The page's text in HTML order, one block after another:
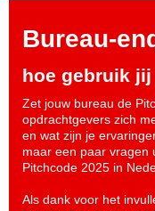
Bureau-
hoe gebruik
Zet jouw bureau de
opdrachtgevers zich
en wat zijn je
maar een paar vragen
Pitchcode 2025 in
Als dank voor het